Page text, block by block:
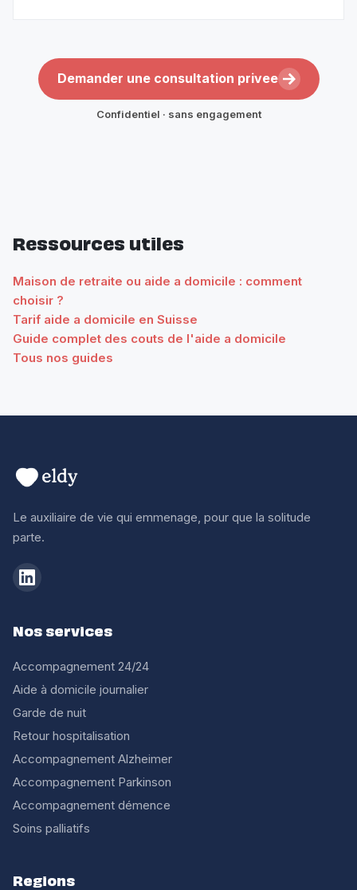
Demander une consultation privee
Confidentiel · sans engagement
Ressources utiles
Maison de retraite ou aide a domicile : comment
choisir ?
Tarif aide a domicile en Suisse
Guide complet des couts de l'aide a domicile
Tous nos guides
Le auxiliaire de vie qui emmenage, pour que la solitude
parte.
Nos services
Accompagnement 24/24
Aide à domicile journalier
Garde de nuit
Retour hospitalisation
Accompagnement Alzheimer
Accompagnement Parkinson
Accompagnement démence
Soins palliatifs
Regions